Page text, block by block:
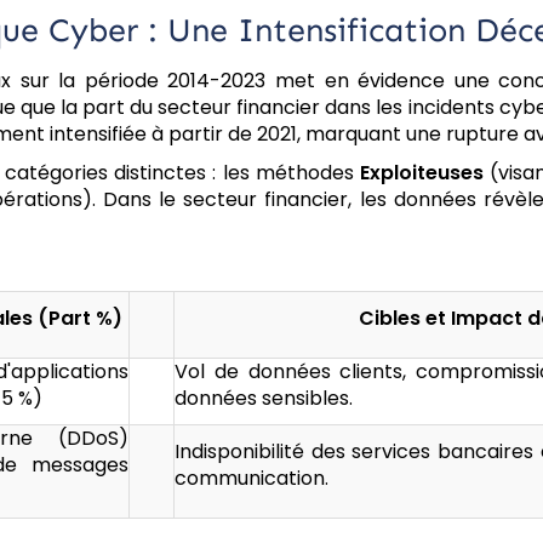
Cyber : Une Intensification
sur la période 2014-2023 met en évidence une
la part du secteur financier dans les incidents
intensifiée à partir de 2021, marquant une rupture
distinctes : les méthodes Exploiteuses
Dans le secteur financier, les données
(Part %)
Cibles et Impact
%)
Vol de données clients,
données sensibles.
(DDoS)
messages
Indisponibilité des services
communication.